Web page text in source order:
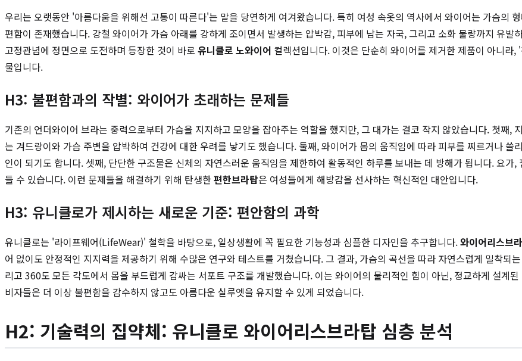
우리는 오랫동안 '아름다움을 위해선 고통이 따른다'는 말을 당연하게 여겨왔습니다. 특히 여성 속옷의 역사에서 와이어는 가슴의
편함이 존재했습니다. 강철 와이어가 가슴 아래를 강하게 조이면서 발생하는 압박감, 피부에 남는 자국, 그리고 소화 불량까지 유
고정관념에 정면으로 도전하며 등장한 것이 바로 유니클로 노와이어 컬렉션입니다. 이것은 단순히 와이어를 제거한 제품이 아니
물입니다.
H3: 불편함과의 작별: 와이어가 초래하는 문제들
기존의 언더와이어 브라는 중력으로부터 가슴을 지지하고 모양을 잡아주는 역할을 했지만, 그 대가는 결코 작지 않았습니다. 첫째,
는 겨드랑이와 가슴 주변을 압박하여 건강에 대한 우려를 낳기도 했습니다. 둘째, 와이어가 몸의 움직임에 따라 피부를 찌르거나
인이 되기도 합니다. 셋째, 단단한 구조물은 신체의 자연스러운 움직임을 제한하여 활동적인 하루를 보내는 데 방해가 됩니다. 요
들 수 있습니다. 이런 문제들을 해결하기 위해 탄생한편한브라탑은 여성들에게 해방감을 선사하는 혁신적인 대안입니다.
H3: 유니클로가 제시하는 새로운 기준: 편안함의 과학
유니클로는 '라이프웨어(LifeWear)' 철학을 바탕으로, 일상생활에 꼭 필요한 기능성과 심플한 디자인을 추구합니다.와이어리스브
어 없이도 안정적인 지지력을 제공하기 위해 수많은 연구와 테스트를 거쳤습니다. 그 결과, 가슴의 곡선을 따라 자연스럽게 밀착되
리고 360도 모든 각도에서 몸을 부드럽게 감싸는 서포트 구조를 개발했습니다. 이는 와이어의 물리적인 힘이 아닌, 정교하게 설계
비자들은 더 이상 불편함을 감수하지 않고도 아름다운 실루엣을 유지할 수 있게 되었습니다.
H2: 기술력의 집약체: 유니클로 와이어리스브라탑 심층 분석